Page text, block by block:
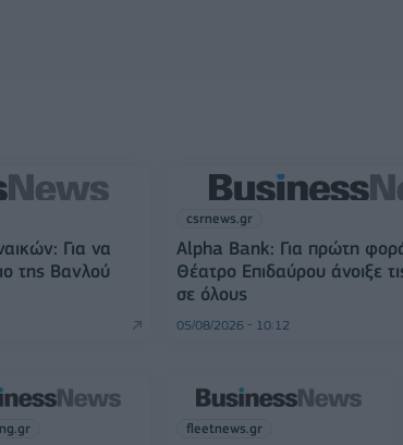
Για να
της Βανλού
csrnews.gr
Alpha Bank: Για πρώτη
Θέατρο Επιδαύρου άνοιξε
σε όλους
05/08/2026 - 10:12
fleetnews.gr